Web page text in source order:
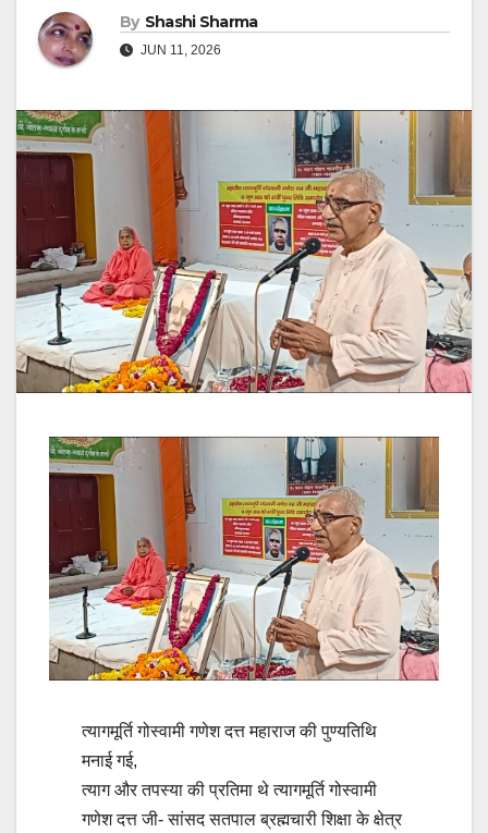
By Shashi Sharma
JUN 11, 2026
त्यागमूर्ति गोस्वामी गणेश दत्त महाराज की पुण्यतिथि
मनाई गई,
त्याग और तपस्या की प्रतिमा थे त्यागमूर्ति गोस्वामी
गणेश दत्त जी- सांसद सतपाल ब्रह्मचारी शिक्षा के क्षेत्र